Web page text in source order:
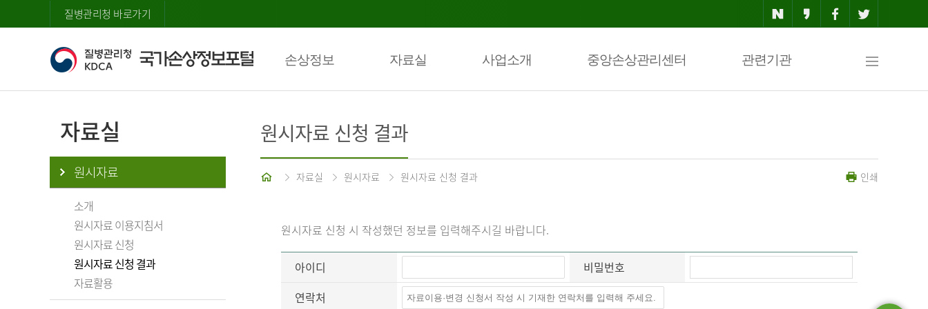
질병관리청 바로가기
손상정보 자료실 사업소개 중앙손상관리센터 관련기관
자료실
원시자료
소개
원시자료 이용지침서
원시자료 신청
원시자료 신청 결과
자료활용
원시자료 신청 결과
홈 자료실 원시자료 원시자료 신청 결과 인쇄
원시자료 신청 시 작성했던 정보를 입력해주시길 바랍니다.
아이디
비밀번호
연락처